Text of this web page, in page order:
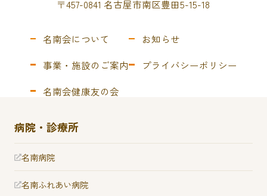
〒457-0841 名古屋市南区豊田5-15-18
名南会について
事業・施設のご案内
名南会健康友の会
お知らせ
プライバシーポリシー
病院・診療所
名南病院
名南ふれあい病院